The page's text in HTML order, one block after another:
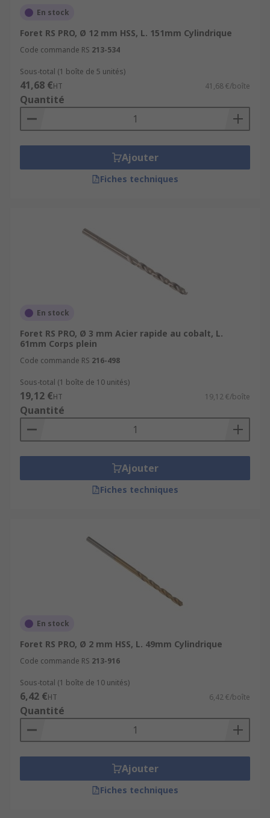
En stock
Foret RS PRO, Ø 12 mm HSS, L. 151mm Cylindrique
Code commande RS 213-534
Sous-total (1 boîte de 5 unités)
41,68 €HT 41,68 €/boîte
Quantité
Ajouter
Fiches techniques
En stock
Foret RS PRO, Ø 3 mm Acier rapide au cobalt, L.
61mm Corps plein
Code commande RS 216-498
Sous-total (1 boîte de 10 unités)
19,12 €HT 19,12 €/boîte
Quantité
Ajouter
Fiches techniques
En stock
Foret RS PRO, Ø 2 mm HSS, L. 49mm Cylindrique
Code commande RS 213-916
Sous-total (1 boîte de 10 unités)
6,42 €HT 6,42 €/boîte
Quantité
Ajouter
Fiches techniques